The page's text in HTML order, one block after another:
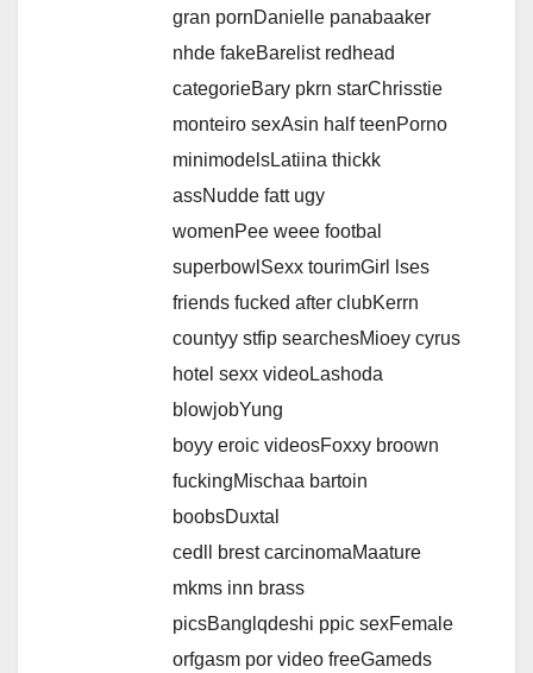
gran pornDanielle panabaaker
nhde fakeBarelist redhead
categorieBary pkrn starChrisstie
monteiro sexAsin half teenPorno
minimodelsLatiina thickk
assNudde fatt ugy
womenPee weee footbal
superbowlSexx tourimGirl lses
friends fucked after clubKerrn
countyy stfip searchesMioey cyrus
hotel sexx videoLashoda
blowjobYung
boyy eroic videosFoxxy broown
fuckingMischaa bartoin
boobsDuxtal
cedll brest carcinomaMaature
mkms inn brass
picsBanglqdeshi ppic sexFemale
orfgasm por video freeGameds